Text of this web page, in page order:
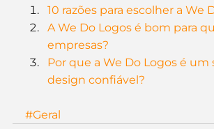
10 razões para escolher a We
A We Do Logos é bom para
empresas?
Por que a We Do Logos é um
design confiável?
#Geral